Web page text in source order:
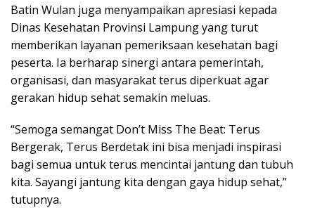
Batin Wulan juga menyampaikan apresiasi kepada
Dinas Kesehatan Provinsi Lampung yang turut
memberikan layanan pemeriksaan kesehatan bagi
peserta. Ia berharap sinergi antara pemerintah,
organisasi, dan masyarakat terus diperkuat agar
gerakan hidup sehat semakin meluas.
“Semoga semangat Don’t Miss The Beat: Terus
Bergerak, Terus Berdetak ini bisa menjadi inspirasi
bagi semua untuk terus mencintai jantung dan tubuh
kita. Sayangi jantung kita dengan gaya hidup sehat,”
tutupnya.